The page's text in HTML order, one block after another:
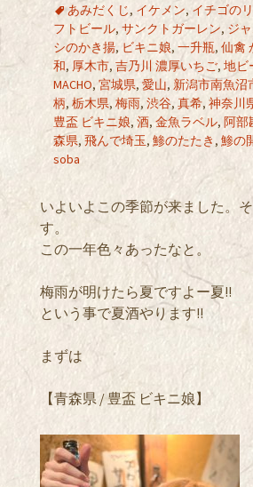
あみだくじ, イケメン, イチゴの
フトビール, サンクトガーレン, ジ
シのかき揚, ビキニ娘, 一升瓶, 仙禽
和, 厚木市, 吉乃川 濃厚いちご, 地ビ
MACHO, 宮城県, 愛山, 新潟市南魚沼
柄, 栃木県, 梅雨, 渋谷, 真希, 神奈川
豊盃 ビキニ娘, 酒, 金魚ラベル, 阿部
森県, 飛んで埼玉, 鯵のたたき , 鯵の
soba
いよいよこの季節が来ました。
す。
この一年色々あったなと。
梅雨が明けたら夏ですよー夏!!
という事で夏酒やります!!
まずは
【青森県 / 豊盃 ビキニ娘】